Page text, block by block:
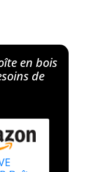
en bois
de